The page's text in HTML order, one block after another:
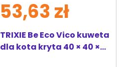
TRIXIE Be Eco Vico kuweta
dla kota kryta 40 × 40 ×
53,63 zł